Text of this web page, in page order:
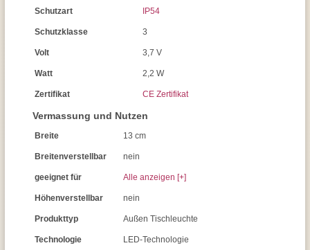
Schutzart IP54
Schutzklasse 3
Volt 3,7 V
Watt 2,2 W
Zertifikat CE Zertifikat
Vermassung und Nutzen
Breite 13 cm
Breitenverstellbar nein
geeignet für Alle anzeigen [+]
Höhenverstellbar nein
Produkttyp Außen Tischleuchte
Technologie LED-Technologie